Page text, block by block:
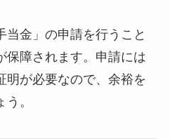
当金」の申請を行うこと
保障されます。申請には
明が必要なので、余裕を
。